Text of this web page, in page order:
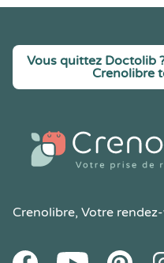
Vous quittez Doctolib
Crenolibre
Crenolibre, Votre
FacebookYoutube